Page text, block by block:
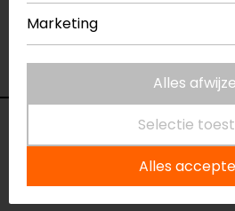
het product bekijken &
verkoopmedewerkers voor je
Bekijk onze anderewinter
Specificaties
Task
Marketing
Alles
Selectie
Alles